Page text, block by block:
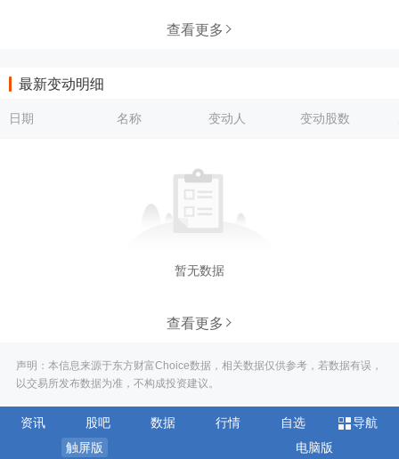
查看更多
最新变动明细
日期 名称 变动人 变动股数
暂无数据
查看更多
声明：本信息来源于东方财富Choice数据，相关数据仅供参考，若数据有误，
以交易所发布数据为准，不构成投资建议。
资讯 股吧 数据 行情 自选
导航
触屏版
电脑版